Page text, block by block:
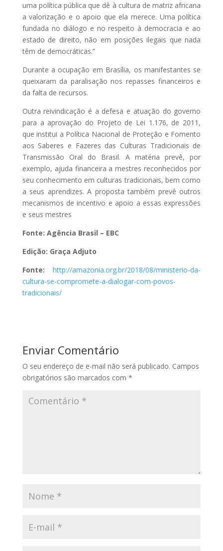
uma política pública que dê à cultura de matriz africana
a valorização e o apoio que ela merece. Uma política
fundada no diálogo e no respeito à democracia e ao
estado de direito, não em posições ilegais que nada
têm de democráticas.”
Durante a ocupação em Brasília, os manifestantes se
queixaram da paralisação nos repasses financeiros e
da falta de recursos.
Outra reivindicação é a defesa e atuação do governo
para a aprovação do Projeto de Lei 1.176, de 2011,
que institui a Política Nacional de Proteção e Fomento
aos Saberes e Fazeres das Culturas Tradicionais de
Transmissão Oral do Brasil. A matéria prevê, por
exemplo, ajuda financeira a mestres reconhecidos por
seu conhecimento em culturas tradicionais, bem como
a seus aprendizes. A proposta também prevê outros
mecanismos de incentivo e apoio a essas expressões
e seus mestres
Fonte: Agência Brasil – EBC
Edição: Graça Adjuto
Fonte:http://amazonia.org.br/2018/08/ministerio-da-
cultura-se-compromete-a-dialogar-com-povos-
tradicionais/
Enviar Comentário
O seu endereço de e-mail não será publicado. Campos
obrigatórios são marcados com *